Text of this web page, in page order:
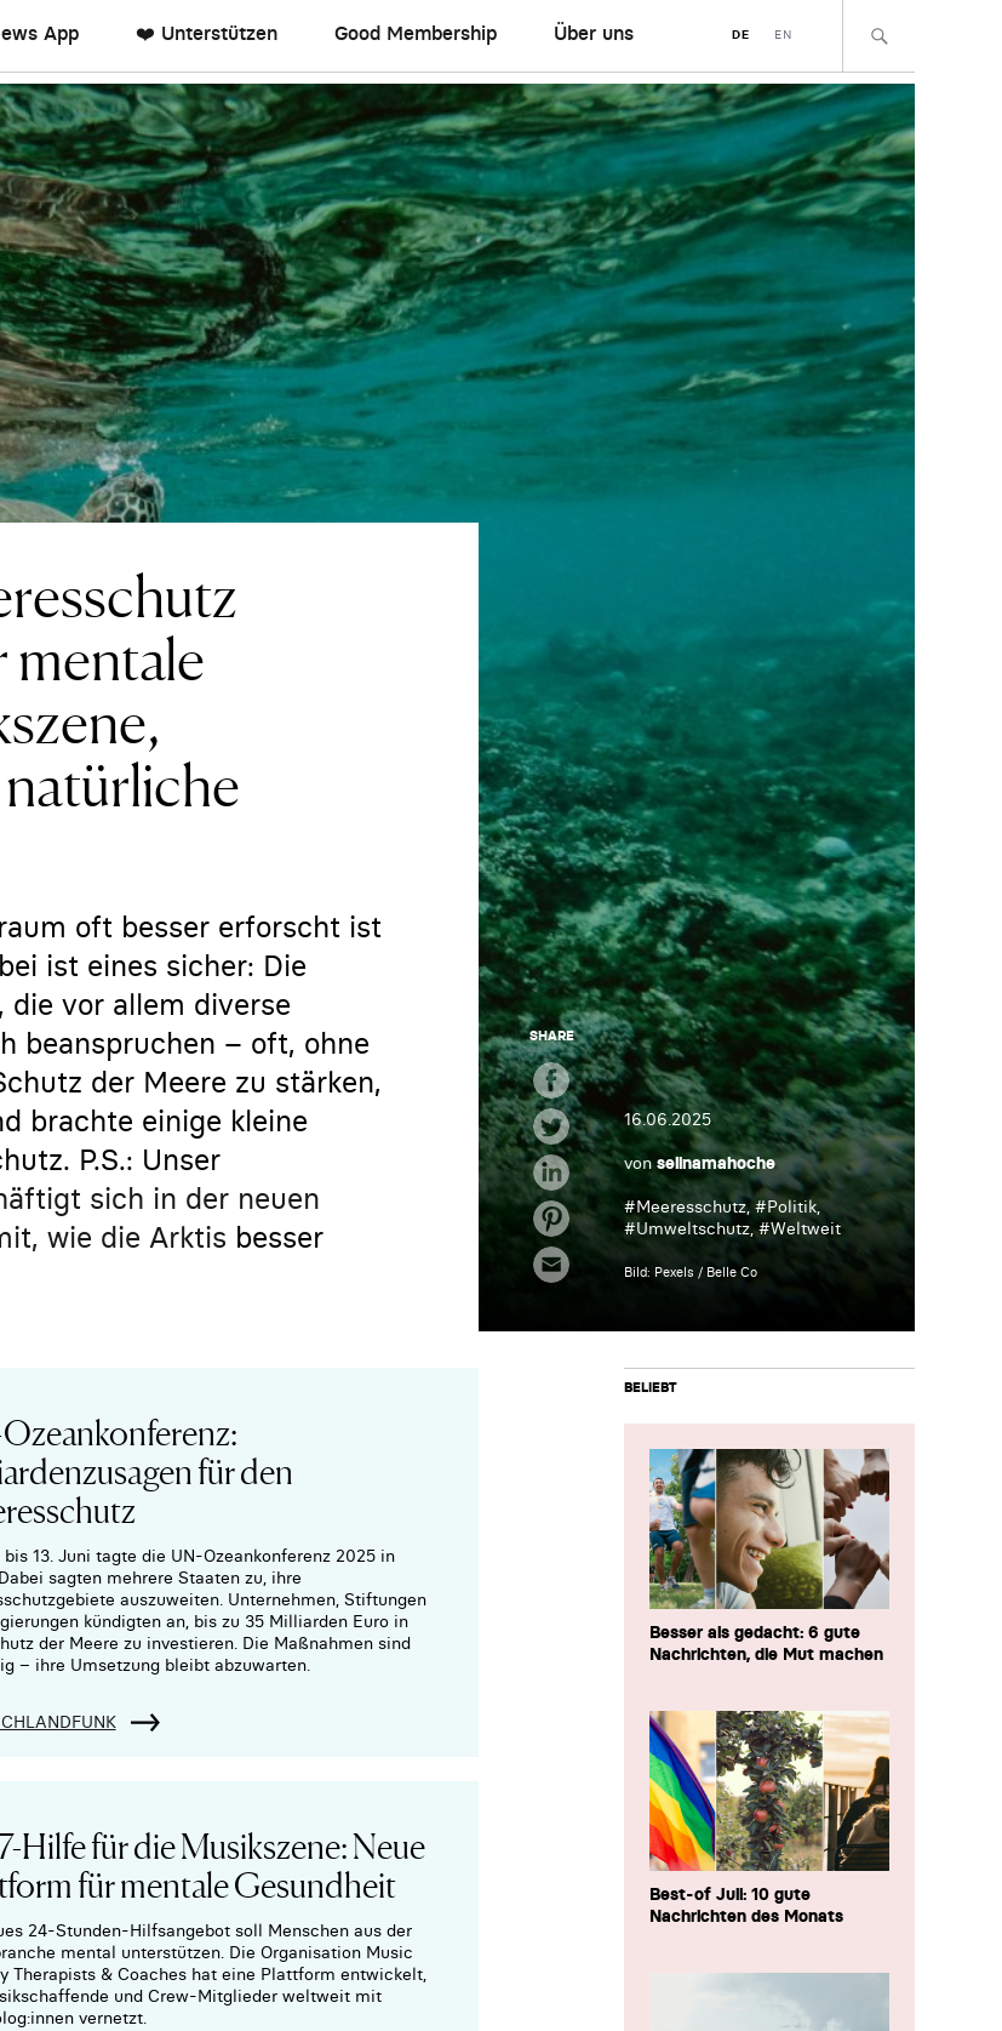
App ❤️ Unterstützen Good Membership Über uns DE EN
mentale
oft besser erforscht ist
ist eines sicher: Die
die vor allem diverse
beanspruchen – oft, ohne
der Meere zu stärken,
brachte einige kleine
P.S.: Unser
sich in der neuen
wie die Arktis besser
SHARE
16.06.2025
vonselinamahoche
#Meeresschutz, #Politik,
#Umweltschutz, #Weltweit
Bild: Pexels / Belle Co
für den
bis 13. Juni tagte die UN-Ozeankonferenz 2025 in
sagten mehrere Staaten zu, ihre
auszuweiten. Unternehmen, Stiftungen
kündigten an, bis zu 35 Milliarden Euro in
der Meere zu investieren. Die Maßnahmen sind
– ihre Umsetzung bleibt abzuwarten.
Hilfe für die Musikszene: Neue
für mentale Gesundheit
24-Stunden-Hilfsangebot soll Menschen aus der
mental unterstützen. Die Organisation Music
Therapists & Coaches hat eine Plattform entwickelt,
und Crew-Mitglieder weltweit mit
vernetzt.
BELIEBT
Besser als gedacht: 6 gute
Nachrichten, die Mut machen
Best-of Juli: 10 gute
Nachrichten des Monats